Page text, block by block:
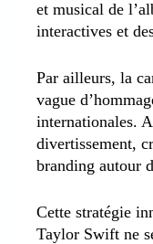
et musical de
interactives et
Par ailleurs, la
vague
internationales.
divertissement,
branding autour
Cette stratégie
Taylor Swift ne